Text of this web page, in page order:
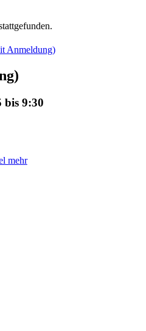
mehr
Anmeldung)
bis 9:30